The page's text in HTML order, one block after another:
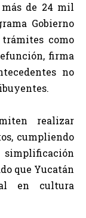
más de 24 mil
Gobierno
como
firma
no
realizar
cumpliendo
que Yucatán
en cultura